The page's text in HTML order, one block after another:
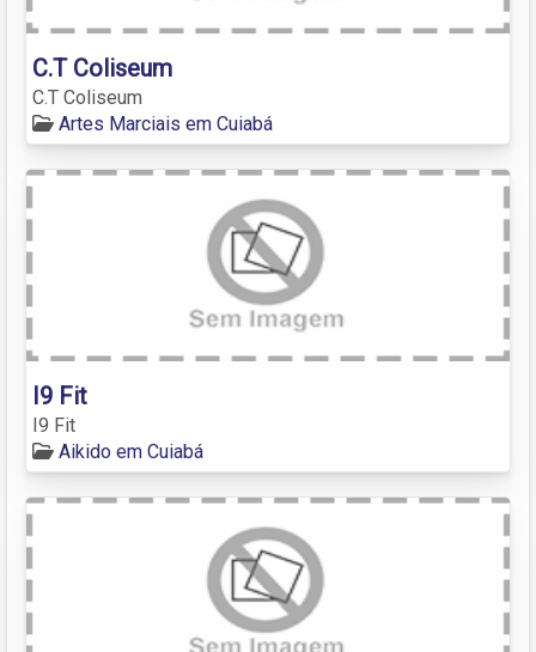
C.T Coliseum
C.T Coliseum
Artes Marciais em Cuiabá
I9 Fit
I9 Fit
Aikido em Cuiabá